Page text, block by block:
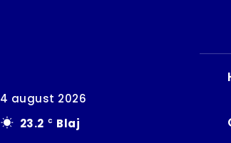
4 august 2026
23.2 C Blaj